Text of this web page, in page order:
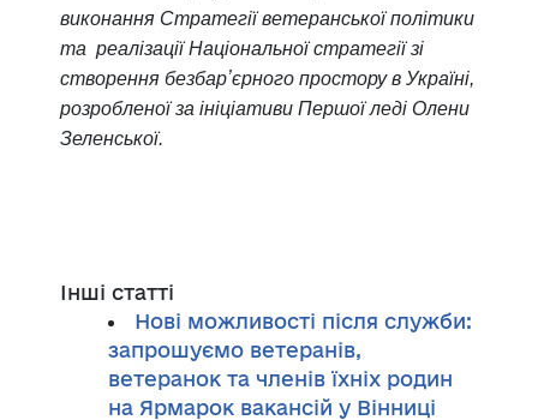
виконання Стратегії ветеранської політики
та реалізації Національної стратегії зі
створення безбарʼєрного простору в Україні,
розробленої за ініціативи Першої леді Олени
Зеленської.
Інші статті
Нові можливості після служби:
запрошуємо ветеранів,
ветеранок та членів їхніх родин
на Ярмарок вакансій у Вінниці